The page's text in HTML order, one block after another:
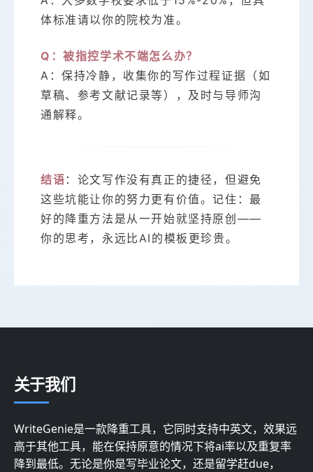
体标准请以你的院校为准。
Q：被指控学术不端怎么办？
A：保持冷静，收集你的写作过程证据（如
草稿、参考文献记录等），及时与导师沟
通解释。
结语 ：论文写作没有真正的捷径，但避免
这些坑能让你的努力更有价值。记住：最
好的降重方法是从一开始就坚持原创——
你的思考，永远比AI的模板更珍贵。
关于我们
WriteGenie是一款降重工具，它同时支持中英文，效果远
高于其他工具，能在保持原意的情况下将ai率以及重复率
降到最低。无论是你是写毕业论文，还是留学赶due，